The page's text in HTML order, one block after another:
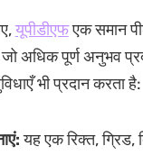
यूपीडीएफएक समान
अधिक पूर्ण अनुभव
भी प्रदान करता है:
यह एक रिक्त, ग्रिड,